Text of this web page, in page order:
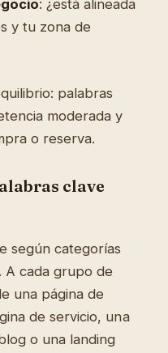
: ¿está alineada
y tu zona de
palabras
moderada y
o reserva.
clave
según categorías
A cada grupo de
una página de
de servicio, una
o una landing